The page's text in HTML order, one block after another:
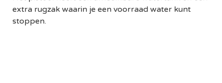
extra rugzak waarin je een voorraad water kunt
stoppen.